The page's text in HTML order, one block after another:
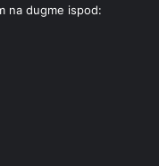
na dugme ispod: